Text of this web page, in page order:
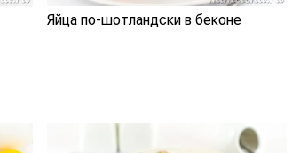
Яйца по-шотландски в беконе